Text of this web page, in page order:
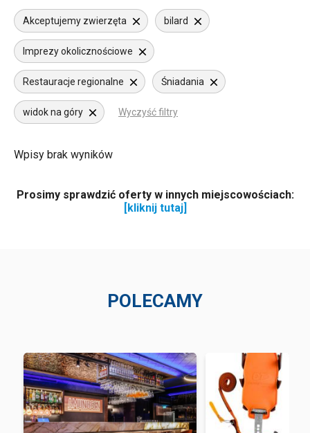
Akceptujemy zwierzęta bilard
Imprezy okolicznościowe
Restauracje regionalne Śniadania
widok na góry Wyczyść filtry
Wpisy brak wyników
Prosimy sprawdzić oferty w innych miejscowościach:
[kliknij tutaj]
POLECAMY